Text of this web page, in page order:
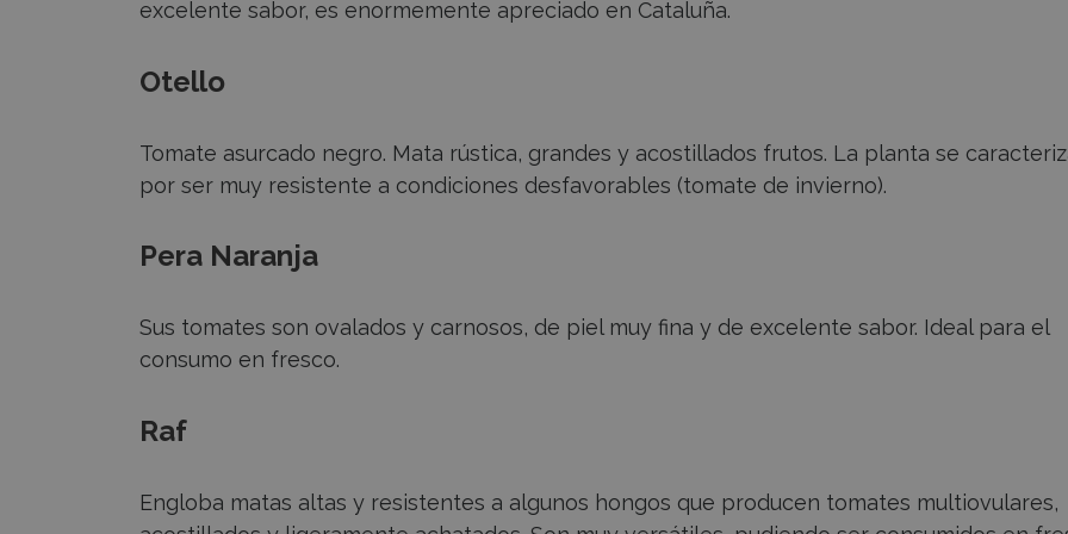
excelente sabor, es enormemente apreciado en Cataluña.
Otello
Tomate asurcado negro. Mata rústica, grandes y acostillados frutos. La planta se
por ser muy resistente a condiciones desfavorables (tomate de invierno).
Pera Naranja
Sus tomates son ovalados y carnosos, de piel muy fina y de excelente sabor. Ideal para el
consumo en fresco.
Raf
Engloba matas altas y resistentes a algunos hongos que producen tomates multiovulares,